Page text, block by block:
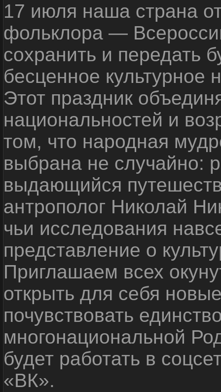
17 июля наша страна
фольклора —
сохранить и передать
бесценное культурное
Этот праздник
национальностей и
том, что народная
выбрана не случайно:
выдающийся
антрополог Николай
чьи исследования
представление о
Приглашаем всех
открыть для себя
почувствовать
многонациональной
будет работать в
«ВК».